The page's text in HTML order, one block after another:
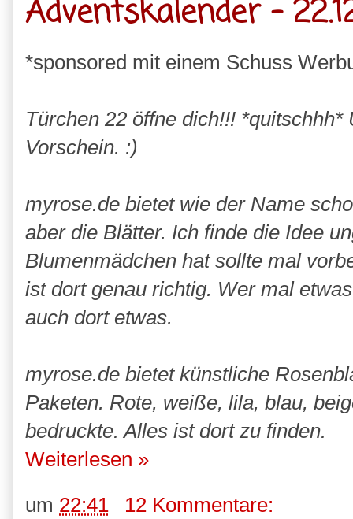
Adventskalender -
*sponsored mit einem Schuss
Türchen 22 öffne dich!!!
Vorschein. :)
myrose.de bietet wie der Name
aber die Blätter. Ich finde die Idee
Blumenmädchen hat sollte mal
ist dort genau richtig. Wer mal
auch dort etwas.
myrose.de bietet künstliche
Paketen. Rote, weiße, lila, blau,
bedruckte. Alles ist dort zu finden.
Weiterlesen »
um 22:41
12 Kommentare: